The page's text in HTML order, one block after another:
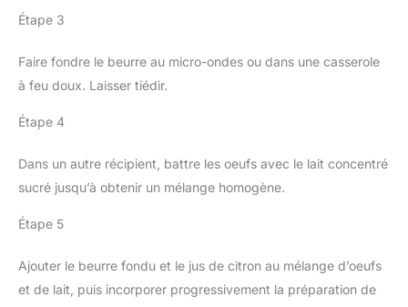
Étape 3
Faire fondre le beurre au micro-ondes ou dans une casserole
à feu doux. Laisser tiédir.
Étape 4
Dans un autre récipient, battre les oeufs avec le lait concentré
sucré jusqu’à obtenir un mélange homogène.
Étape 5
Ajouter le beurre fondu et le jus de citron au mélange d’oeufs
et de lait, puis incorporer progressivement la préparation de